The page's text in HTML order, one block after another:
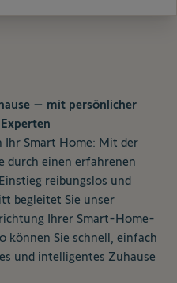
– mit persönlicher
Ihr Smart Home: Mit der
durch einen erfahrenen
reibungslos und
begleitet Sie unser
Ihrer Smart-Home-
können Sie schnell, einfach
und intelligentes Zuhause